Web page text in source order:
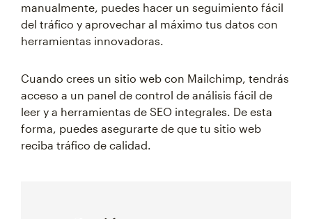
manualmente, puedes hacer un seguimiento fácil
del tráfico y aprovechar al máximo tus datos con
herramientas innovadoras.
Cuando crees un sitio web con Mailchimp, tendrás
acceso a un panel de control de análisis fácil de
leer y a herramientas de SEO integrales. De esta
forma, puedes asegurarte de que tu sitio web
reciba tráfico de calidad.